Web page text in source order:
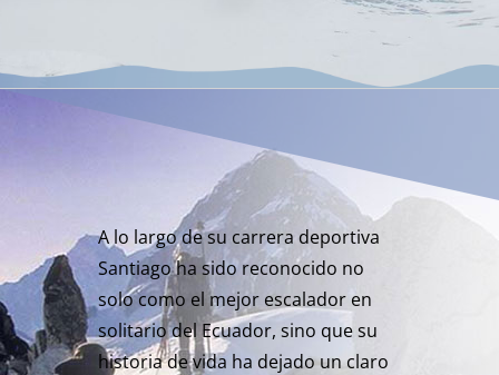
A lo largo de su carrera deportiva
Santiago ha sido reconocido no
solo como el mejor escalador en
solitario del Ecuador, sino que su
historia de vida ha dejado un claro